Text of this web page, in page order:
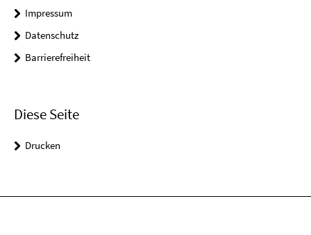
Impressum
Datenschutz
Barrierefreiheit
Diese Seite
Drucken